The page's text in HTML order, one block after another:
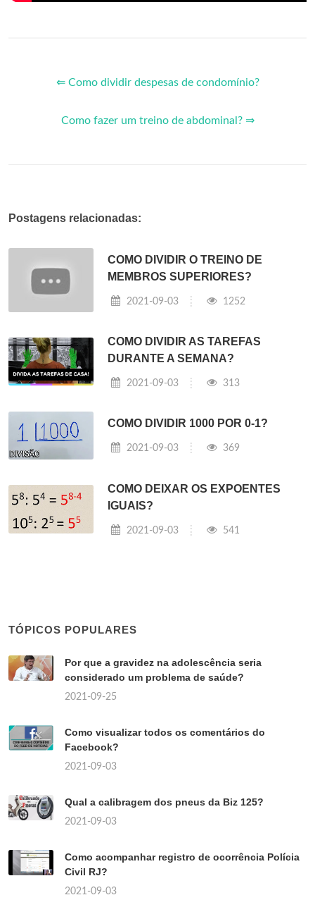
⇐ Como dividir despesas de condomínio?
Como fazer um treino de abdominal? ⇒
Postagens relacionadas:
COMO DIVIDIR O TREINO DE
MEMBROS SUPERIORES?
2021-09-03 1252
COMO DIVIDIR AS TAREFAS
DURANTE A SEMANA?
2021-09-03 313
COMO DIVIDIR 1000 POR 0-1?
2021-09-03 369
COMO DEIXAR OS EXPOENTES
IGUAIS?
2021-09-03 541
TÓPICOS POPULARES
Por que a gravidez na adolescência seria
considerado um problema de saúde?
2021-09-25
Como visualizar todos os comentários do
Facebook?
2021-09-03
Qual a calibragem dos pneus da Biz 125?
2021-09-03
Como acompanhar registro de ocorrência Polícia
Civil RJ?
2021-09-03